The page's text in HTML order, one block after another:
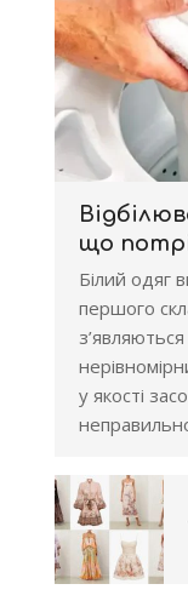
що
Білий одяг
першого
у якості